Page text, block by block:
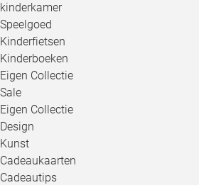
kinderkamer
Speelgoed
Kinderfietsen
Kinderboeken
Eigen Collectie
Sale
Eigen Collectie
Design
Kunst
Cadeaukaarten
Cadeautips